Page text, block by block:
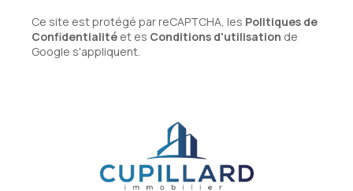
Ce site est protégé par reCAPTCHA, les Politiques de
Confidentialité et es Conditions d'utilisation de
Google s'appliquent.